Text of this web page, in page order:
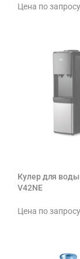
Цена по запросу
Кулер для воды
V42NE
Цена по запросу